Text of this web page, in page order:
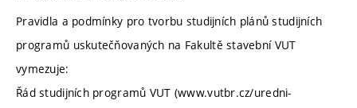
Pravidla a podmínky pro tvorbu studijních plánů studijních
programů uskutečňovaných na Fakultě stavební VUT
vymezuje:
Řád studijních programů VUT (www.vutbr.cz/uredni-